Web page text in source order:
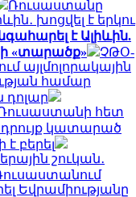
Ռուսաստանը
խոցվել է երկու
է Ալիևին.
«տարածք»
ՉԹՕ-
այլմոլորակային
համար
դոլար
Ռուսաստանի հետ
կատարած
է բերել
շուկան․
Եվրամիությանը